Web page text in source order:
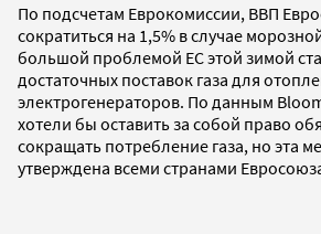
По подсчетам Еврокомиссии, ВВП
сократиться на 1,5% в случае
большой проблемой ЕС этой зимой
достаточных поставок газа для
электрогенераторов. По данным
хотели бы оставить за собой право
сокращать потребление газа, но эта
утверждена всеми странами